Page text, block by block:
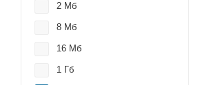
2 Мб
8 Мб
16 Мб
1 Гб